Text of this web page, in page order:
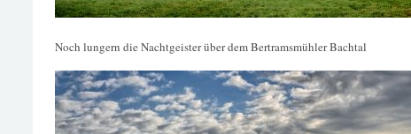
Noch lungern die Nachtgeister über dem Bertramsmühler Bachtal